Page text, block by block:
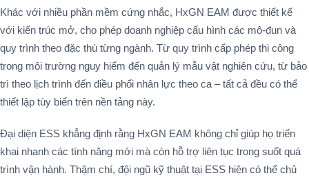
Khác với nhiều phần mềm cứng nhắc, HxGN EAM được thiết kế
với kiến trúc mở, cho phép doanh nghiệp cấu hình các mô-đun và
quy trình theo đặc thù từng ngành. Từ quy trình cấp phép thi công
trong môi trường nguy hiểm đến quản lý mẫu vật nghiên cứu, từ bảo
trì theo lịch trình đến điều phối nhân lực theo ca – tất cả đều có thể
thiết lập tùy biến trên nền tảng này.
Đại diện ESS khẳng định rằng HxGN EAM không chỉ giúp họ triển
khai nhanh các tính năng mới mà còn hỗ trợ liên tục trong suốt quá
trình vận hành. Thậm chí, đội ngũ kỹ thuật tại ESS hiện có thể chủ